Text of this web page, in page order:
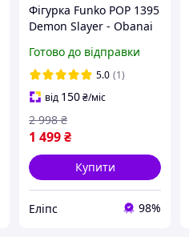
Фігурка Funko POP 1395
Demon Slayer - Obanai
Клинок, що розсікає
демонів - Обанай Ігуро
Готово до відправки
5.0 (1)
від 150₴/міс
1 499₴
2 998 ₴
Купити
Еліпс 98%